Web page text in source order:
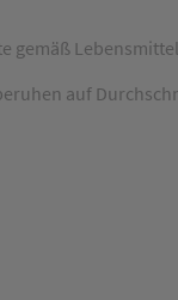
gemäß
auf